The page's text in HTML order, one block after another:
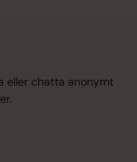
eller chatta anonymt